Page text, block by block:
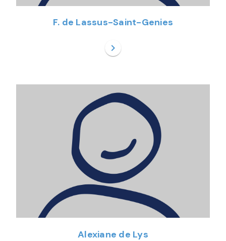
F. de Lassus-Saint-Genies
chevron_right
Alexiane de Lys